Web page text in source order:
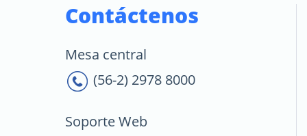
Contáctenos
Mesa central
(56-2) 2978 8000
Soporte Web